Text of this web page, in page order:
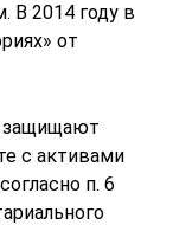
В 2014 году в
от
защищают
с активами
п. 6